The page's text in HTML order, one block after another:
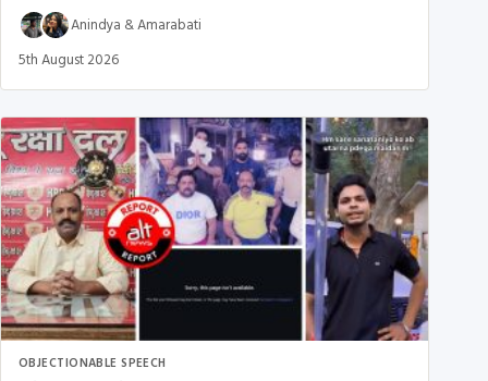
Anindya &Amarabati
5th August 2026
OBJECTIONABLE SPEECH